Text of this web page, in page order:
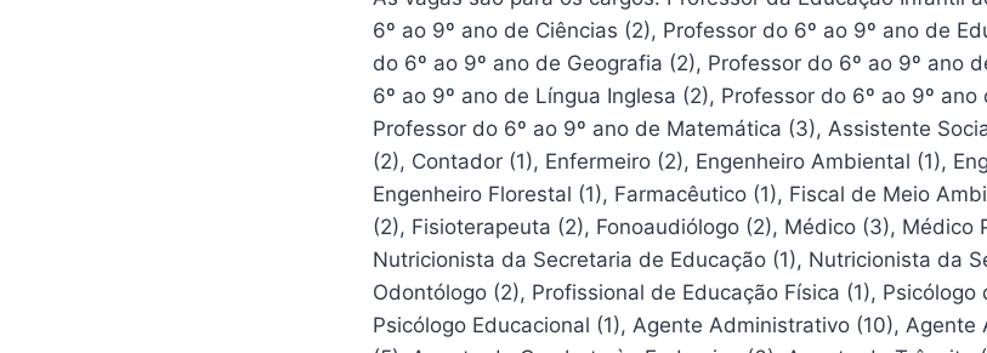
6º ao 9º ano de Ciências (2), Professor do 6º ao 9º ano de
do 6º ao 9º ano de Geografia (2), Professor do 6º ao 9º ano
6º ao 9º ano de Língua Inglesa (2), Professor do 6º ao 9º
Professor do 6º ao 9º ano de Matemática (3), Assistente
(2), Contador (1), Enfermeiro (2), Engenheiro Ambiental (1),
Engenheiro Florestal (1), Farmacêutico (1), Fiscal de Meio
(2), Fisioterapeuta (2), Fonoaudiólogo (2), Médico (3), Médico
Nutricionista da Secretaria de Educação (1), Nutricionista da
Odontólogo (2), Profissional de Educação Física (1),
Psicólogo Educacional (1), Agente Administrativo (10),